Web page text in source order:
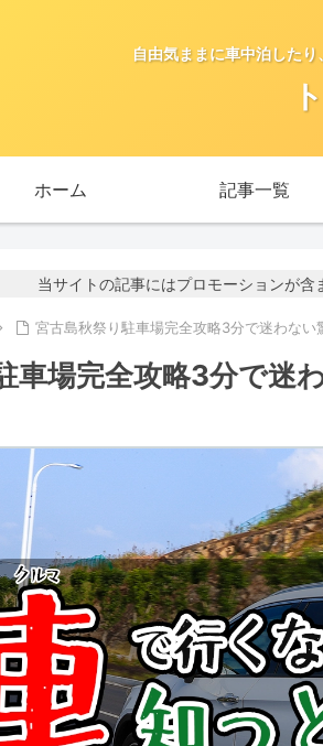
自由気ままに車中泊した
ホーム 記事一覧
当サイトの記事にはプロモーションが含
宮古島秋祭り駐車場完全攻略3分で迷わない
車場完全攻略3分で迷